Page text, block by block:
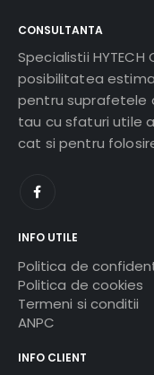
CONSULTANTA
Specialistii HYTECH
posibilitatea
pentru suprafetele
tau cu sfaturi utile
cat si pentru
INFO UTILE
Politica de
Politica de cookies
Termeni si conditii
ANPC
INFO CLIENT